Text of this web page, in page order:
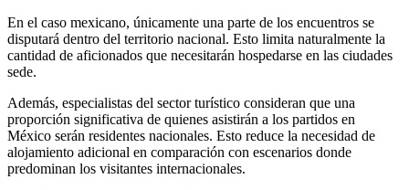
En el caso mexicano, únicamente una parte de los encuentros se
disputará dentro del territorio nacional. Esto limita naturalmente la
cantidad de aficionados que necesitarán hospedarse en las ciudades
sede.
Además, especialistas del sector turístico consideran que una
proporción significativa de quienes asistirán a los partidos en
México serán residentes nacionales. Esto reduce la necesidad de
alojamiento adicional en comparación con escenarios donde
predominan los visitantes internacionales.